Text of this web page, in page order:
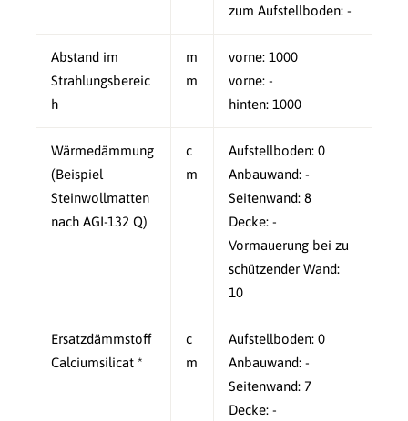
zum Aufstellboden: -
Abstand im
Strahlungsbereic
h
m
m
vorne: 1000
vorne: -
hinten: 1000
Wärmedämmung
(Beispiel
Steinwollmatten
nach AGI-132 Q)
c
m
Aufstellboden: 0
Anbauwand: -
Seitenwand: 8
Decke: -
Vormauerung bei zu
schützender Wand:
10
Ersatzdämmstoff
Calciumsilicat *
c
m
Aufstellboden: 0
Anbauwand: -
Seitenwand: 7
Decke: -